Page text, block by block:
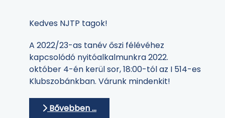
Kedves NJTP tagok!
A 2022/23-as tanév őszi félévéhez
kapcsolódó nyitóalkalmunkra 2022.
október 4-én kerül sor, 18:00-tól az I 514-es
Klubszobánkban. Várunk mindenkit!
Bővebben …